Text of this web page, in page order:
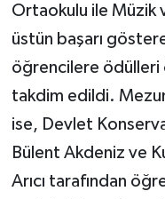
Ortaokulu ile Müzik
üstün başarı
öğrencilere ödülleri
takdim edildi.
ise, Devlet
Bülent Akdeniz ve
Arıcı tarafından